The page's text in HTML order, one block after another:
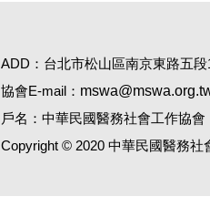
ADD：台北市松山區南京東路五
協會E-mail：
戶名：中華民國醫務社會工作協會
Copyright © 2020 中華民國醫務社